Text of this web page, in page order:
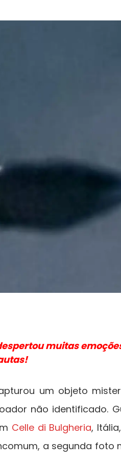
muitas
um objeto
não identificado.
Celle di Bulgheria,
a segunda foto